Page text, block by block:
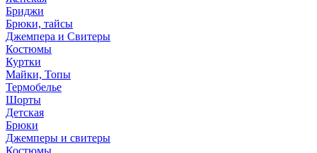
Бриджи
Брюки, тайсы
Джемпера и Свитеры
Костюмы
Куртки
Майки, Топы
Термобелье
Шорты
Детская
Брюки
Джемперы и свитеры
Костюмы